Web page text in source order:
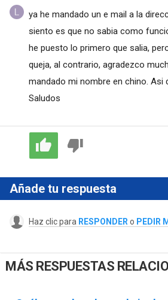
ya he mandado un e mail a la
siento es que no sabia como
he puesto lo primero que salia,
queja, al contrario, agradezco
mandado mi nombre en chino. Asi
Saludos
Añade tu respuesta
Haz clic para RESPONDER o PEDIR
MÁS RESPUESTAS